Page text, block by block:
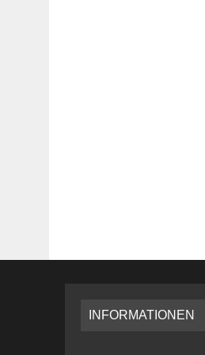
INFORMATIONEN